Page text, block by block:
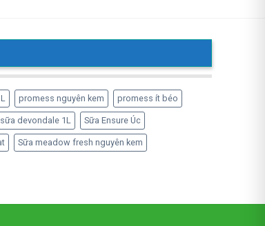
promess nguyên kem promess ít béo
sữa devondale 1L Sữa Ensure Úc
Sữa meadow fresh nguyên kem